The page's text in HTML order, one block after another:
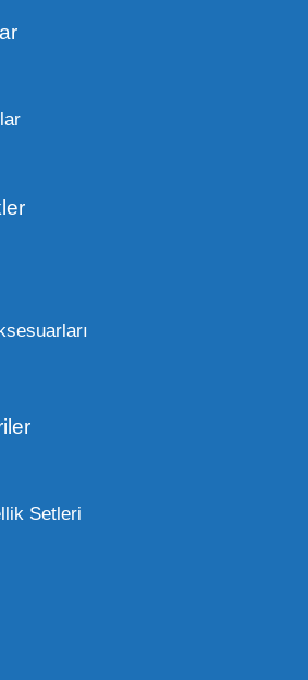
olanak tanır. Özellikle
ve figürler, çocukların
kolayca alabildiği ürünlerdir.
Toptan Seçenekleri:
ergenliğe kadar geniş
yaparken, piyasadaki en son
oyun setlerine kadar
bulabilirsiniz.
oyuncak satış ve alımı
maliyetin düşmesidir.
kanalına geçildiğinde,
ile alış fiyatı arasındaki
bu da ciddi kâr marjları elde
Toplu alımlarda uygulanan
işletmenizin finansal olarak
Setleri